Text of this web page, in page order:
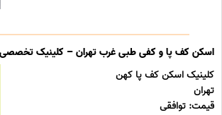
اسکن کف پا و کفی طبی غرب تهران – کلینیک
کلینیک اسکن کف پا کهن
تهران
قیمت: توافقی